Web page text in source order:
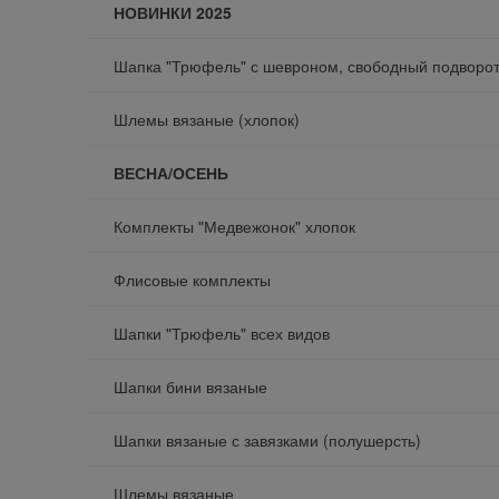
НОВИНКИ 2025
Шапка "Трюфель" с шевроном, свободный подворот
Шлемы вязаные (хлопок)
ВЕСНА/ОСЕНЬ
Комплекты "Медвежонок" хлопок
Флисовые комплекты
Шапки "Трюфель" всех видов
Шапки бини вязаные
Шапки вязаные с завязками (полушерсть)
Шлемы вязаные